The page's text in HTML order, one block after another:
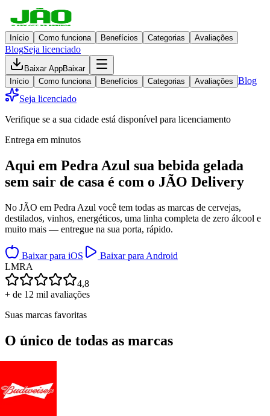
Início Como funciona Benefícios Categorias Avaliações
BlogSeja licenciado
Baixar AppBaixar
Início
Como funciona Benefícios Categorias Avaliações Blog
Seja licenciado
Verifique se a sua cidade está disponível para licenciamento
Entrega em minutos
Aqui em Pedra Azul sua bebida gelada
sem sair de casa é com o JÃO Delivery
No JÃO em Pedra Azul você tem todas as marcas de cervejas,
destilados, vinhos, energéticos, uma linha completa de zero álcool e
muito mais — entregue na sua porta, rápido.
Baixar para iOS
Baixar para Android
LMRA
4,8
+ de 12 mil avaliações
Suas marcas favoritas
O único de todas as marcas